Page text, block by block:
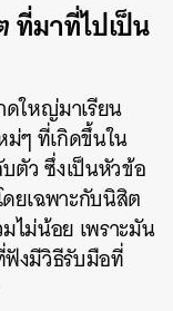
ที่มาที่ไปเป็น
ใหญ่มาเรียน
ม่ๆ ที่เกิดขึ้นใน
ตัว ซึ่งเป็นหัวข้อ
ยเฉพาะกับนิสิต
ไม่น้อย เพราะมัน
งมีวิธีรับมือที่